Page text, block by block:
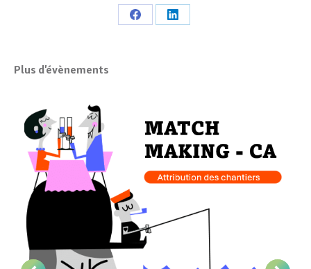
Share
Share
Plus d'évènements